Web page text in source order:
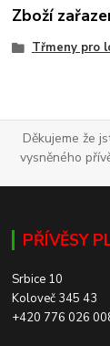
Zboží
Třmeny pro
Děkujeme že
vysněného
PŘÍVĚSY
Srbice 10
Koloveč 345 43
+420 776 026